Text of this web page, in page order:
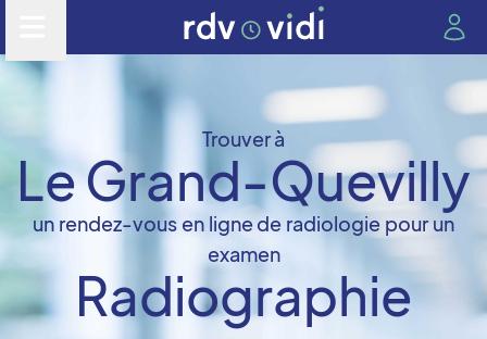
Trouver à
Le Grand-Quevilly
un rendez-vous en ligne de radiologie pour un
examen
Radiographie